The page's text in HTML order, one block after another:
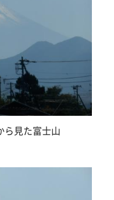
ら見た富士山